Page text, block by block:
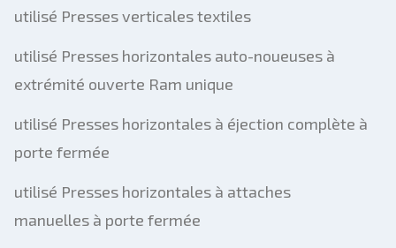
utilisé Presses verticales textiles
utilisé Presses horizontales auto-noueuses à
extrémité ouverte Ram unique
utilisé Presses horizontales à éjection complète à
porte fermée
utilisé Presses horizontales à attaches
manuelles à porte fermée